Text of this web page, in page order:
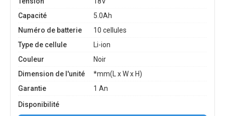
Capacité
5.0Ah
Numéro de batterie
10 cellules
Type de cellule
Li-ion
Couleur
Noir
Dimension de l'unité
*mm(L x W x H)
Garantie
1 An
Disponibilité